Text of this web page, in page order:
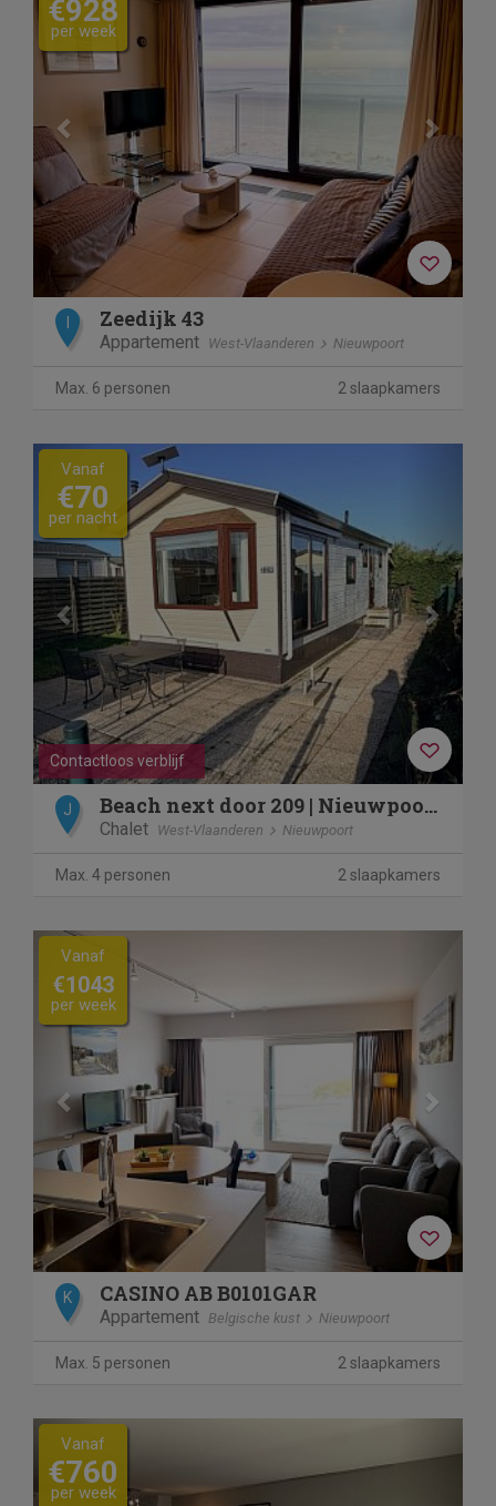
€928
per week
Zeedijk 43
Appartement West-Vlaanderen Nieuwpoort
Max. 6 personen 2 slaapkamers
Previous
Contactloos verblijf
Vanaf
€70
per nacht
J Beach next door 209 | Nieuwpoort | 800M bij het strand | Air
Chalet West-Vlaanderen Nieuwpoort
Max. 4 personen 2 slaapkamers
Previous
Vanaf
€1043
per week
K CASINO AB B0101GAR
Appartement Belgische kust Nieuwpoort
Max. 5 personen 2 slaapkamers
Previous
Vanaf
€760
per week